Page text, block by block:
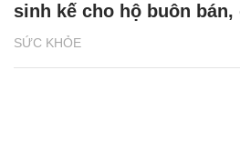
SỨC KHỎE
sinh kế cho hộ buôn